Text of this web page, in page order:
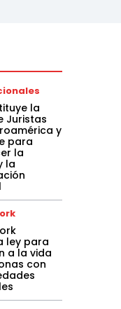
la
Juristas
y
para
la
la
ley para
a la vida
con